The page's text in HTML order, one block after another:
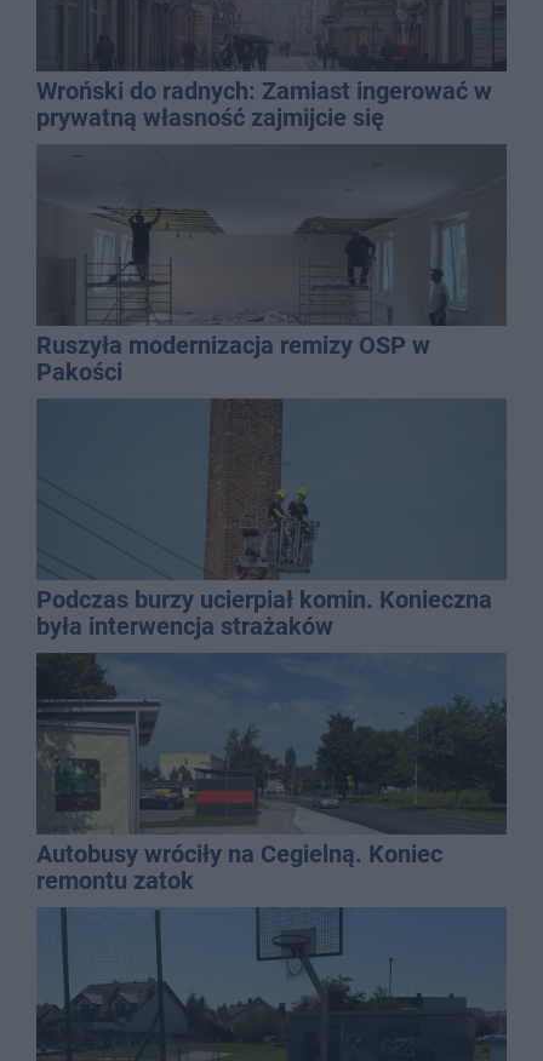
Wroński do radnych: Zamiast ingerować w
prywatną własność zajmijcie się
gospodarką
Ruszyła modernizacja remizy OSP w
Pakości
Podczas burzy ucierpiał komin. Konieczna
była interwencja strażaków
Autobusy wróciły na Cegielną. Koniec
remontu zatok